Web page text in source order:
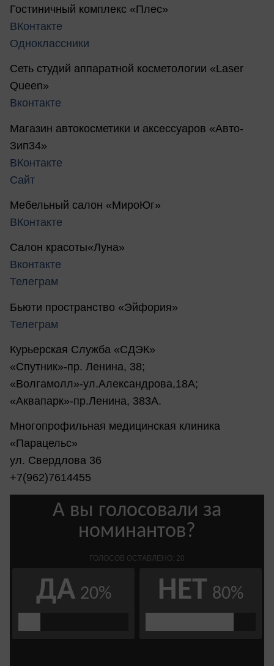
Гостиничный комплекс «Плес»
ВКонтакте
Одноклассники
Сеть студий аппаратной косметологии «Laser
Queen»
Вконтакте
Магазин автокосметики и аксессуаров «Авто-
Зип34»
ВКонтакте
Сайт
Мебельный салон «МироЮг»
ВКонтакте
Салон красоты«Луна»
Вконтакте
Телеграм
Бьюти пространство «Эйфория»
Телеграм
Курьерская Служба «СДЭК»
«Спутник»-пр. Ленина, 38;
«Волгамолл»-ул.Александрова,18А;
«Аквапарк»-пр.Ленина, 383А.
Многопрофильная медицинская клиника
«Парацельс»
ул. Свердлова 36
+7(962)7614455